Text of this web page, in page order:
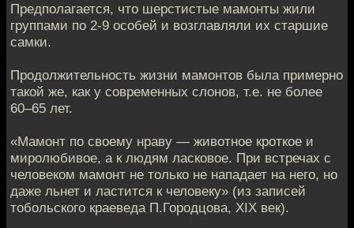
Предполагается, что шерстистые мамонты жили
группами по 2-9 особей и возглавляли их старшие
самки.
Продолжительность жизни мамонтов была примерно
такой же, как у современных слонов, т.е. не более
60–65 лет.
«Мамонт по своему нраву — животное кроткое и
миролюбивое, а к людям ласковое. При встречах с
человеком мамонт не только не нападает на него, но
даже льнет и ластится к человеку» (из записей
тобольского краеведа П.Городцова, XIX век).